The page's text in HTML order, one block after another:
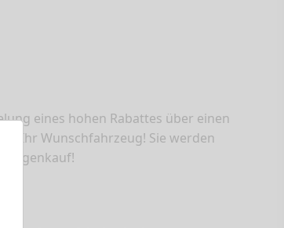
eines hohen Rabattes über einen
Ihr Wunschfahrzeug! Sie werden